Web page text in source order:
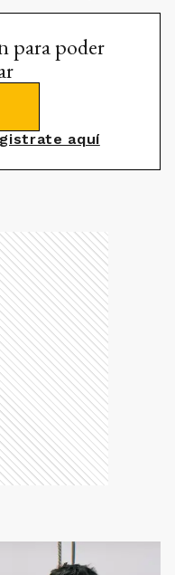
para poder
aquí